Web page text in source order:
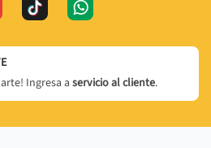
Ingresa a servicio al cliente.